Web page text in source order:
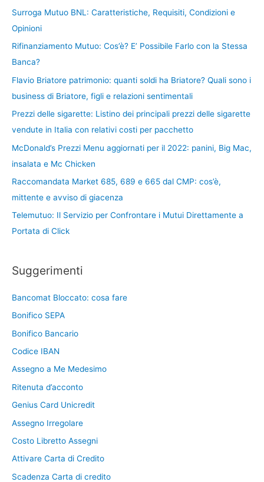
Surroga Mutuo BNL: Caratteristiche, Requisiti, Condizioni e
Opinioni
Rifinanziamento Mutuo: Cos’è? E’ Possibile Farlo con la Stessa
Banca?
Flavio Briatore patrimonio: quanti soldi ha Briatore? Quali sono i
business di Briatore, figli e relazioni sentimentali
Prezzi delle sigarette: Listino dei principali prezzi delle sigarette
vendute in Italia con relativi costi per pacchetto
McDonald’s Prezzi Menu aggiornati per il 2022: panini, Big Mac,
insalata e Mc Chicken
Raccomandata Market 685, 689 e 665 dal CMP: cos’è,
mittente e avviso di giacenza
Telemutuo: Il Servizio per Confrontare i Mutui Direttamente a
Portata di Click
Suggerimenti
Bancomat Bloccato: cosa fare
Bonifico SEPA
Bonifico Bancario
Codice IBAN
Assegno a Me Medesimo
Ritenuta d’acconto
Genius Card Unicredit
Assegno Irregolare
Costo Libretto Assegni
Attivare Carta di Credito
Scadenza Carta di credito